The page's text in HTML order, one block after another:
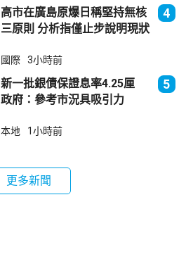
高市在廣島原爆日稱堅持無核
三原則 分析指僅止步說明現狀
4
國際 3小時前
新一批銀債保證息率4.25厘
政府：參考市況具吸引力
5
本地 1小時前
更多新聞